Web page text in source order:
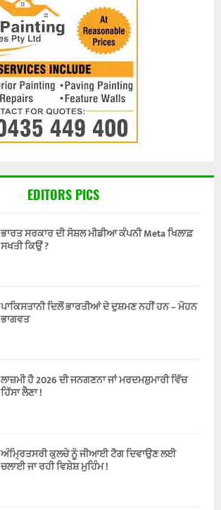
EDITORS PICS
ਭਾਰਤ ਸਰਕਾਰ ਦੀ ਸੋਸ਼ਲ ਮੀਡੀਆ ਕੰਪਨੀ Meta ਖਿਲਾਫ਼
ਸਖਤੀ ਕਿਉਂ ?
ਪਾਕਿਸਤਾਨੀ ਦਿਲੋਂ ਭਾਰਤੀਆਂ ਦੇ ਦੁਸ਼ਮਣ ਨਹੀਂ ਹਨ – ਮੋਹਨ
ਭਾਗਵਤ
ਲਾਜ਼ਮੀ ਹੈ 2026 ਦੀ ਜਨਗਣਨਾ ਜਾਂ ਮਰਦਮਸ਼ੁਮਾਰੀ ਵਿੱਚ
ਹਿੱਸਾ ਲੈਣਾ !
ਅੰਮ੍ਰਿਤਸਰੀ ਕੁਲਚੇ ਨੂੰ ਜੀਆਈ ਟੈਗ ਦਿਵਾਉਣ ਲਈ
ਚਲਾਈ ਜਾ ਰਹੀ ਵਿਸ਼ੇਸ਼ ਮੁਹਿੰਮ !